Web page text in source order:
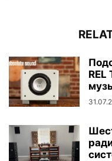
REL